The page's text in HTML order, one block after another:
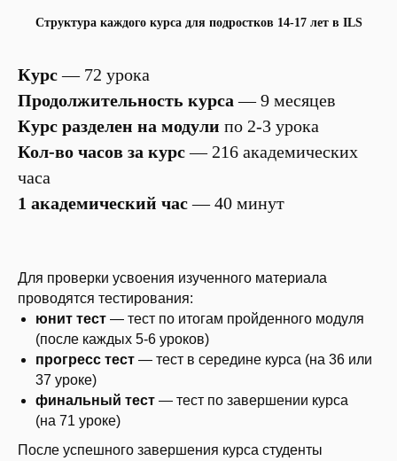
Структура каждого курса для подростков 14-17 лет в ILS
Курс— 72 урока
Продолжительность курса — 9 месяцев
Курс разделен на модули по 2-3 урока
Кол-во часов за курс— 216 академических
часа
1 академический час— 40 минут
Для проверки усвоения изученного материала
проводятся тестирования:
юнит тест — тест по итогам пройденного модуля
(после каждых 5-6 уроков)
прогресс тест — тест в середине курса (на 36 или
37 уроке)
финальный тест — тест по завершении курса
(на 71 уроке)
После успешного завершения курса студенты